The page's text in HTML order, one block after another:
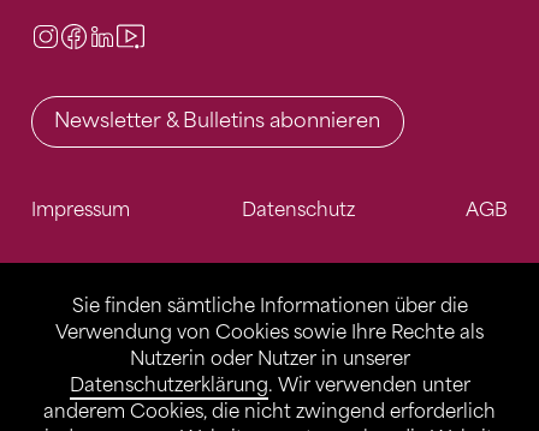
Sie finden sämtliche Informationen über die
Verwendung von Cookies sowie Ihre Rechte als
Nutzerin oder Nutzer in unserer
Datenschutzerklärung. Wir verwenden unter
anderem Cookies, die nicht zwingend erforderlich
Instagram
Facebook
LinkedIn
Newsletter & Bulletins abonnieren
Impressum Datenschutz AGB